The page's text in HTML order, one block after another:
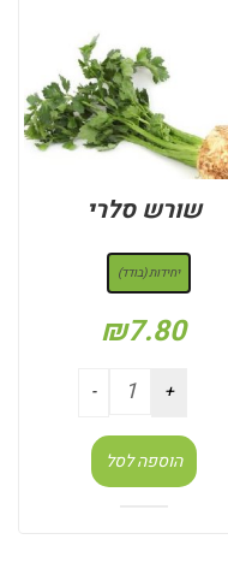
שורש סלרי
יחידות (בודד)
₪7.80
הוספה לסל